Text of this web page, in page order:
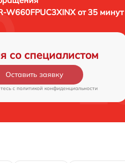
W660FPUC3XINX от 35 минут
со специалистом
Оставить заявку
c политикой конфиденциальности